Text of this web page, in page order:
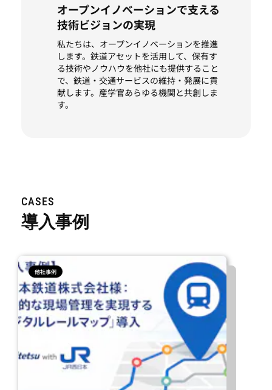
オープンイノベーションで支える
技術ビジョンの実現
私たちは、オープンイノベーションを推進
します。鉄道アセットを活用して、保有す
る技術やノウハウを他社にも提供すること
で、鉄道・交通サービスの維持・発展に貢
献します。産学官あらゆる機関と共創しま
す。
CASES
導入事例
他社事例